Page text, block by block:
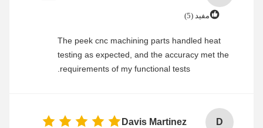
مفید (5)
The peek cnc machining parts handled heat
testing as expected, and the accuracy met the
requirements of my functional tests.
D
Davis Martinez